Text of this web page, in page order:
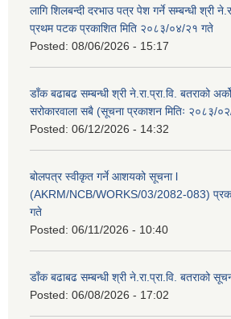
लागि शिलबन्दी दरभाउ पत्र पेश गर्ने सम्बन्धी श्री
प्रथम पटक प्रकाशित मिति २०८३/०४/२१ गते
Posted: 08/06/2026 - 15:17
डाँक बढाबढ सम्बन्धी श्री ने.रा.प्रा.वि. बतराको
सरोकारवाला सबै (सूचना प्रकाशन मितिः २०८३/
Posted: 06/12/2026 - 14:32
बोलपत्र स्वीकृत गर्ने आशयको सूचना l
(AKRM/NCB/WORKS/03/2082-083)
गते
Posted: 06/11/2026 - 10:40
डाँक बढाबढ सम्बन्धी श्री ने.रा.प्रा.वि. बतराको
Posted: 06/08/2026 - 17:02